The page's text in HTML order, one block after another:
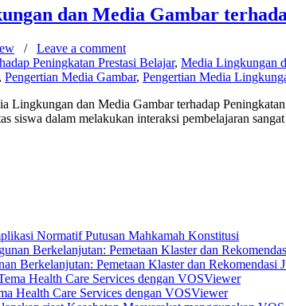
dan Media Gambar
/ Leave a comment
Peningkatan Prestasi Belajar, Media Lingkungan
, Pengertian Media Gambar, Pengertian Media
Lingkungan dan Media Gambar terhadap
dalam melakukan interaksi pembelajaran
Normatif Putusan Mahkamah Konstitusi
Berkelanjutan: Pemetaan Klaster dan Rekomendasi
Health Care Services dengan VOSViewer